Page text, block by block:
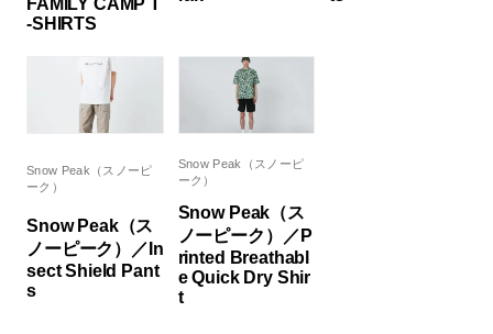
FAMILY CAMP T
-SHIRTS
Snow Peak（スノーピ
ーク）
Snow Peak（ス
ノーピーク）／In
sect Shield Pant
s
Snow Peak（スノーピ
ーク）
Snow Peak（ス
ノーピーク）／P
rinted Breathabl
e Quick Dry Shir
t